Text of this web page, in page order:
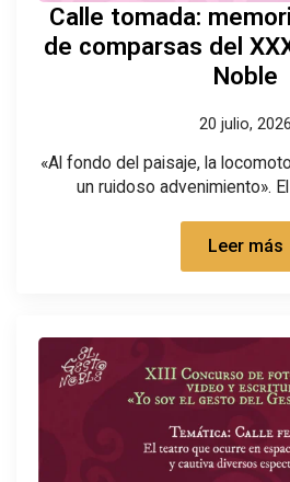
Calle tomada:
de comparsas del
Noble
20 julio, 2026
«Al fondo del paisaje, la
un ruidoso advenimiento».
Leer más